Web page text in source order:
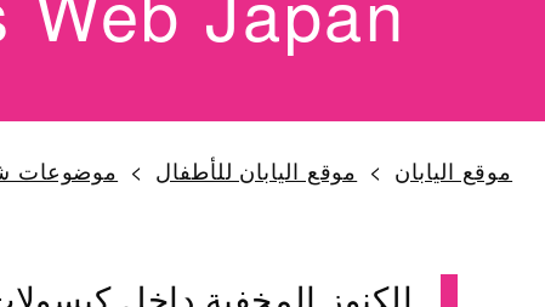
موقع اليابان موقع اليابان للأطفال موضوعات
الكنوز المخفية داخل